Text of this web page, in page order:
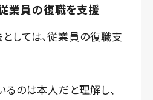
業員の復職を支援
しては、従業員の復職支
るのは本人だと理解し、